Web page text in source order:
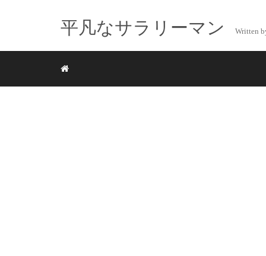
平凡なサラリーマン Written